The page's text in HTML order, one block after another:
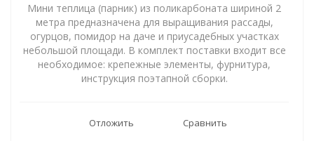
Мини теплица (парник) из поликарбоната шириной 2
метра предназначена для выращивания рассады,
огурцов, помидор на даче и приусадебных участках
небольшой площади. В комплект поставки входит все
необходимое: крепежные элементы, фурнитура,
инструкция поэтапной сборки.
Отложить Сравнить